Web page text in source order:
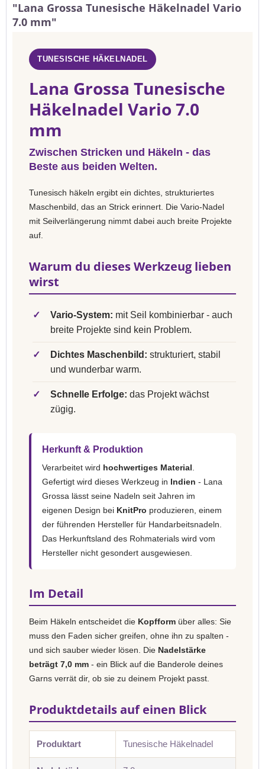
"Lana Grossa Tunesische Häkelnadel Vario
7.0 mm"
TUNESISCHE HÄKELNADEL
Lana Grossa Tunesische
Häkelnadel Vario 7.0
mm
Zwischen Stricken und Häkeln - das
Beste aus beiden Welten.
Tunesisch häkeln ergibt ein dichtes, strukturiertes
Maschenbild, das an Strick erinnert. Die Vario-Nadel
mit Seilverlängerung nimmt dabei auch breite Projekte
auf.
Warum du dieses Werkzeug lieben
wirst
✓ Vario-System: mit Seil kombinierbar - auch
breite Projekte sind kein Problem.
✓ Dichtes Maschenbild: strukturiert, stabil
und wunderbar warm.
✓ Schnelle Erfolge: das Projekt wächst
zügig.
Herkunft & Produktion
Verarbeitet wird hochwertiges Material
Gefertigt wird dieses Werkzeug in Indien - Lana
Grossa lässt seine Nadeln seit Jahren im
eigenen Design bei KnitPro produzieren, einem
der führenden Hersteller für Handarbeitsnadeln.
Das Herkunftsland des Rohmaterials wird vom
Hersteller nicht gesondert ausgewiesen.
Im Detail
Beim Häkeln entscheidet die Kopfform über alles: Sie
muss den Faden sicher greifen, ohne ihn zu spalten -
und sich sauber wieder lösen. Die Nadelstärke
beträgt 7,0 mm - ein Blick auf die Banderole deines
Garns verrät dir, ob sie zu deinem Projekt passt.
Produktdetails auf einen Blick
Produktart Tunesische Häkelnadel